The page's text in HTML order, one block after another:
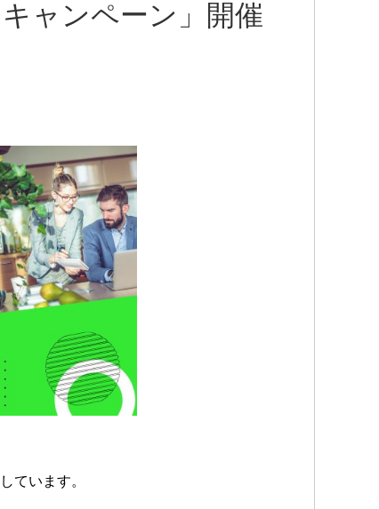
ャンペーン」開催
ています。